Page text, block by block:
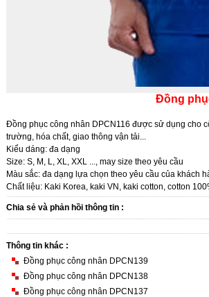
Đồng
Đồng phục công nhân DPCN116 được sử dụng cho
trường, hóa chất, giao thông vận tải...
Kiểu dáng: đa dạng
Size: S, M, L, XL, XXL ..., may size theo yêu cầu
Màu sắc: đa dạng lựa chọn theo yêu cầu của khách
Chất liệu: Kaki Korea, kaki VN, kaki cotton, cotton
Chia sẻ và phản hồi thông tin :
Thông tin khác :
Đồng phục công nhân DPCN139
Đồng phục công nhân DPCN138
Đồng phục công nhân DPCN137